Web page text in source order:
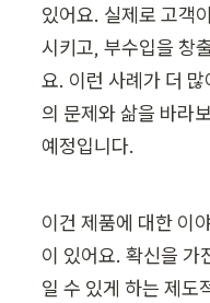
있어요. 실제로 고객
시키고, 부수입을 창
요. 이런 사례가 더
의 문제와 삶을 바라
예정입니다.
이건 제품에 대한 이
이 있어요. 확신을 가
일 수 있게 하는 제도